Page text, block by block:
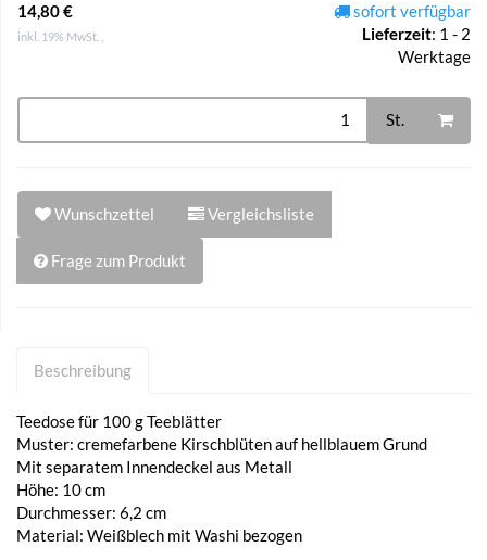
14,80 €
inkl. 19% MwSt. ,
sofort verfügbar
Lieferzeit: 1 - 2
Werktage
St.
Wunschzettel Vergleichsliste
Frage zum Produkt
Beschreibung
Teedose für 100 g Teeblätter
Muster: cremefarbene Kirschblüten auf hellblauem Grund
Mit separatem Innendeckel aus Metall
Höhe: 10 cm
Durchmesser: 6,2 cm
Material: Weißblech mit Washi bezogen